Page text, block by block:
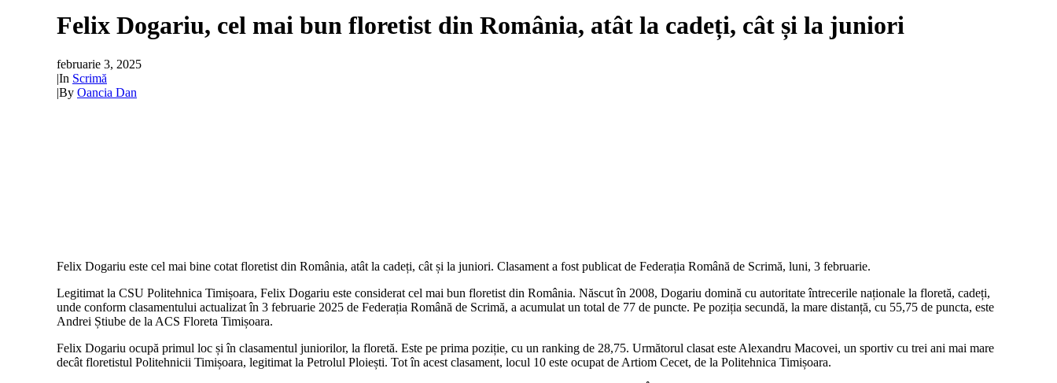
Felix Dogariu, cel mai bun floretist din România, atât la cadeți, cât și la juniori
februarie 3, 2025
|In Scrimă
|By Oancia Dan
Felix Dogariu este cel mai bine cotat floretist din România, atât la cadeți, cât și la juniori. Clasament a fost publicat de Federația Română de Scrimă, luni, 3 februarie.
Legitimat la CSU Politehnica Timișoara, Felix Dogariu este considerat cel mai bun floretist din România. Născut în 2008, Dogariu domină cu autoritate întrecerile naționale la floretă, cadeți,
unde conform clasamentului actualizat în 3 februarie 2025 de Federația Română de Scrimă, a acumulat un total de 77 de puncte. Pe poziția secundă, la mare distanță, cu 55,75 de puncta, este
Andrei Știube de la ACS Floreta Timișoara.
Felix Dogariu ocupă primul loc și în clasamentul juniorilor, la floretă. Este pe prima poziție, cu un ranking de 28,75. Următorul clasat este Alexandru Macovei, un sportiv cu trei ani mai mare
decât floretistul Politehnicii Timișoara, legitimat la Petrolul Ploiești. Tot în acest clasament, locul 10 este ocupat de Artiom Cecet, de la Politehnica Timișoara.